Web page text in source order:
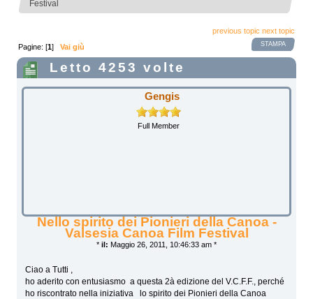
Festival
previous topic next topic
STAMPA
Pagine: [1]Vai giù
Letto 4253 volte
Gengis
Full Member
Nello spirito dei Pionieri della Canoa -
Valsesia Canoa Film Festival
* il: Maggio 26, 2011, 10:46:33 am *
Ciao a Tutti ,
ho aderito con entusiasmo a questa 2à edizione del V.C.F.F., perché
ho riscontrato nella iniziativa lo spirito dei Pionieri della Canoa